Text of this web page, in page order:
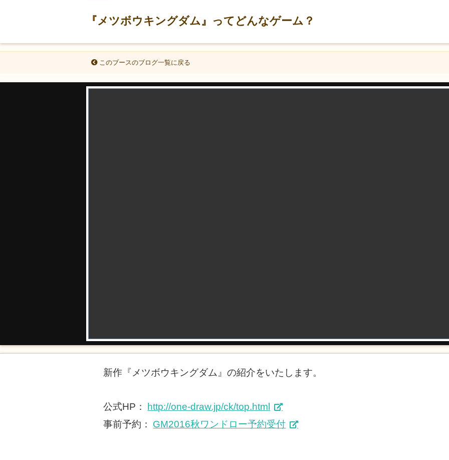
『メツボウキングダム』ってどんなゲーム？
このブースのブログ一覧に戻る
新作『メツボウキングダム』の紹介をいたします。
公式HP：
http://one-draw.jp/ck/top.html
事前予約：
GM2016秋ワンドロー予約受付